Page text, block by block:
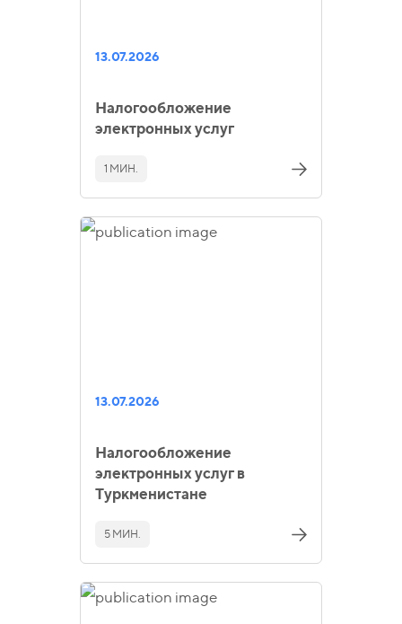
13.07.2026
Налогообложение
электронных услуг
1 МИН.
13.07.2026
Налогообложение
электронных услуг в
Туркменистане
5 МИН.